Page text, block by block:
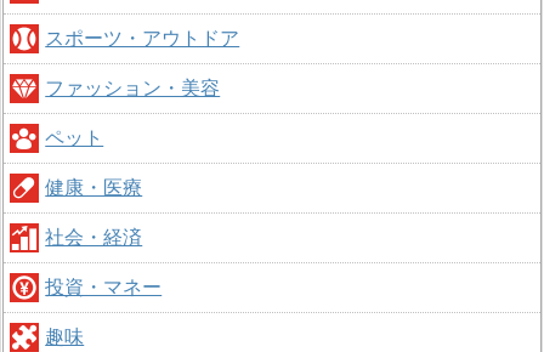
スポーツ・アウトドア
ファッション・美容
ペット
健康・医療
社会・経済
投資・マネー
趣味